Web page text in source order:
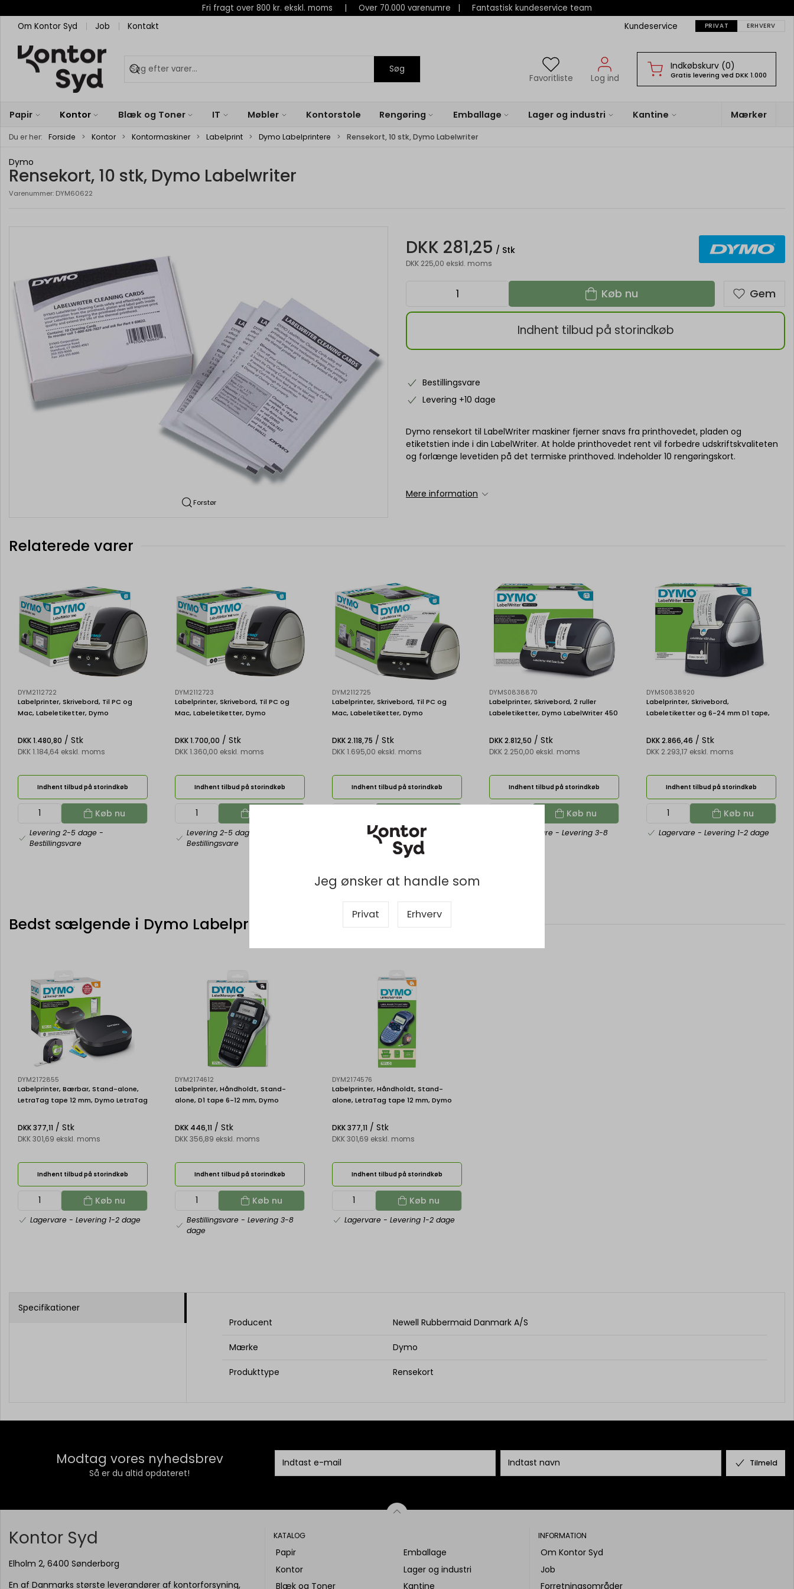
Fri fragt over 800 kr. ekskl. moms | Over 70.000 varenumre | Fantastisk kundeservice team
Om Kontor Syd
Job Kontakt Kundeservice PRIVAT ERHVERV
Søg
Favoritliste
Log ind
Indkøbskurv (0)
Gratis levering ved DKK 1.000
Papir Kontor Blæk og Toner IT Møbler Kontorstole Rengøring Emballage Lager og industri Kantine Mærker
Du er her: Forside Kontor Kontormaskiner Labelprint Dymo Labelprintere Rensekort, 10 stk, Dymo Labelwriter
Jeg ønsker at handle som
Privat Erhverv
Dymo
Rensekort, 10 stk, Dymo Labelwriter
Varenummer: DYM60622
Forstør
DKK 281,25 / Stk
DKK 225,00 ekskl. moms
Køb nu Gem
Indhent tilbud på storindkøb
Bestillingsvare
Levering +10 dage
Dymo rensekort til LabelWriter maskiner fjerner snavs fra printhovedet, pladen og
etiketstien inde i din LabelWriter. At holde printhovedet rent vil forbedre udskriftskvaliteten
og forlænge levetiden på det termiske printhoved. Indeholder 10 rengøringskort.
Mere information
Relaterede varer
DYM2112722
Labelprinter, Skrivebord, Til PC og
Mac, Labeletiketter, Dymo
DKK 1.480,80 / Stk
DKK 1.184,64 ekskl. moms
Indhent tilbud på storindkøb
Køb nu
Levering 2-5 dage-
Bestillingsvare
DYM2112723
Labelprinter, Skrivebord, Til PC og
Mac, Labeletiketter, Dymo
DKK 1.700,00 / Stk
DKK 1.360,00 ekskl. moms
Indhent tilbud på storindkøb
Levering 2-5 dage
Bestillingsvare
DYM2112725
Labelprinter, Skrivebord, Til PC og
Mac, Labeletiketter, Dymo
DKK 2.118,75 / Stk
DKK 1.695,00 ekskl. moms
Indhent tilbud på storindkøb
Levering 2-5 dage-
Bestillingsvare
DYMS0838870
Labelprinter, Skrivebord, 2 ruller
Labeletiketter, Dymo LabelWriter 450
DKK 2.812,50 / Stk
DKK 2.250,00 ekskl. moms
Indhent tilbud på storindkøb
Køb nu
Bestillingsvare- Levering 3-8
DYMS0838920
Labelprinter, Skrivebord,
Labeletiketter og 6-24 mm D1 tape,
DKK 2.866,46 / Stk
DKK 2.293,17 ekskl. moms
Indhent tilbud på storindkøb
Køb nu
Lagervare - Levering 1-2 dage
Bedst sælgende i Dymo Labelprintere
DYM2172855
Labelprinter, Bærbar, Stand-alone,
LetraTag tape 12 mm, Dymo LetraTag
DKK 377,11 / Stk
DKK 301,69 ekskl. moms
Indhent tilbud på storindkøb
Køb nu
Lagervare - Levering 1-2 dage
DYM2174612
Labelprinter, Håndholdt, Stand-
alone, D1 tape 6-12 mm, Dymo
DKK 446,11 / Stk
DKK 356,89 ekskl. moms
Indhent tilbud på storindkøb
Køb nu
Bestillingsvare- Levering 3-8
dage
DYM2174576
Labelprinter, Håndholdt, Stand-
alone, LetraTag tape 12 mm, Dymo
DKK 377,11 / Stk
DKK 301,69 ekskl. moms
Indhent tilbud på storindkøb
Køb nu
Lagervare - Levering 1-2 dage
Specifikationer
Producent
Newell Rubbermaid Danmark A/S
Mærke Dymo
Produkttype Rensekort
Modtag vores nyhedsbrev
Så er du altid opdateret!
Tilmeld
Kontor Syd
Elholm 2, 6400 Sønderborg
En af Danmarks største leverandører af kontorforsyning,
KATALOG
Papir
Kontor
Blæk og Toner
Emballage
Lager og industri
Kantine
INFORMATION
Om Kontor Syd
Job
Forretningsområder